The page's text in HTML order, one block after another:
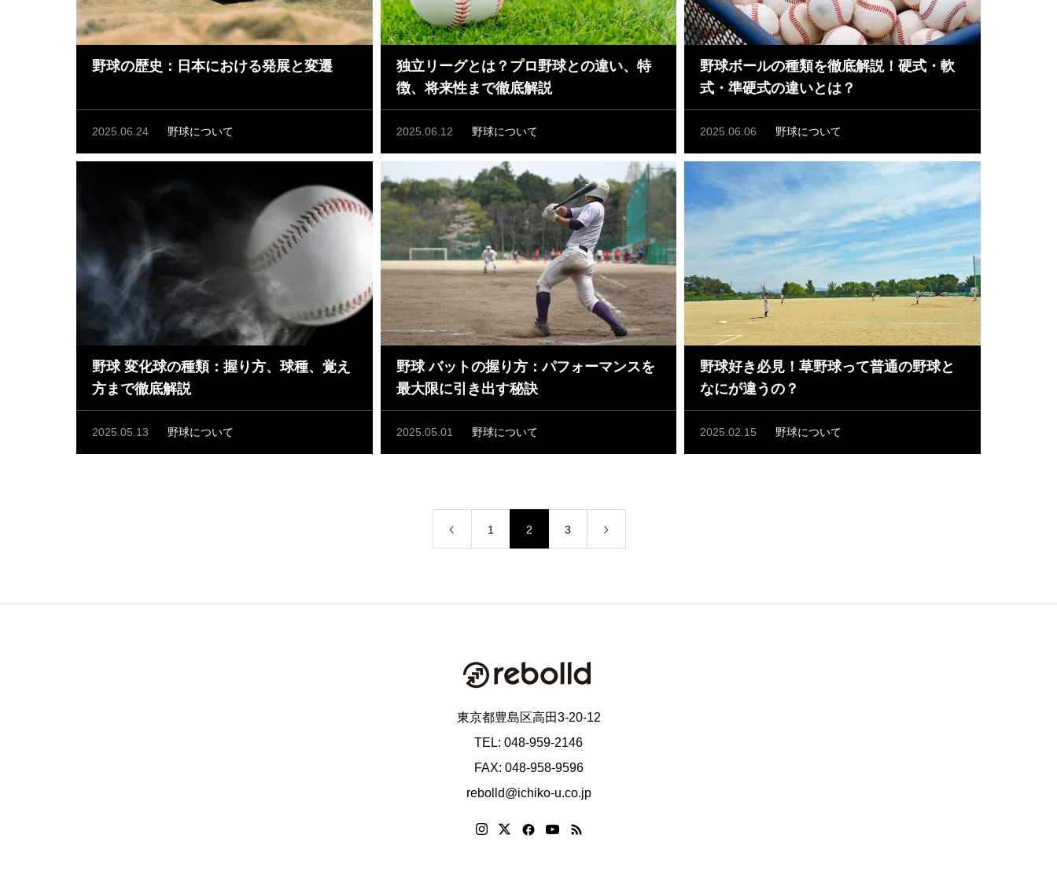
野球の歴史：日本における発展と変遷
2025.06.24 野球について
独立リーグとは？プロ野球との違い、特
徴、将来性まで徹底解説
2025.06.12 野球について
野球ボールの種類を徹底解説！硬式・軟
式・準硬式の違いとは？
2025.06.06 野球について
野球 変化球の種類：握り方、球種、覚え
方まで徹底解説
2025.05.13 野球について
野球 バットの握り方：パフォーマンスを
最大限に引き出す秘訣
2025.05.01 野球について
野球好き必見！草野球って普通の野球と
なにが違うの？
2025.02.15 野球について
1 2 3
東京都豊島区高田3-20-12
TEL: 048-959-2146
FAX: 048-958-9596
rebolld@ichiko-u.co.jp